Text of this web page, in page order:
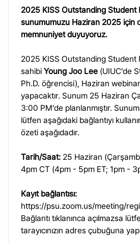
2025 KISS Outstanding Student
sunumumuzu Haziran 2025 için
memnuniyet duyuyoruz.
2025 KISS Outstanding Student
sahibi Young Joo Lee (UIUC’de
Ph.D. öğrencisi), Haziran
yapacaktır. Sunum 25 Haziran
3:00 PM’de planlanmıştır.
lütfen aşağıdaki bağlantıyı
özeti aşağıdadır.
Tarih/Saat: 25 Haziran
4pm CT (4pm - 5pm ET; 1pm -
Kayıt bağlantısı:
https://psu.zoom.us/meeting/
Bağlantı tıklanınca açılmazsa
tarayıcınızın adres çubuğuna